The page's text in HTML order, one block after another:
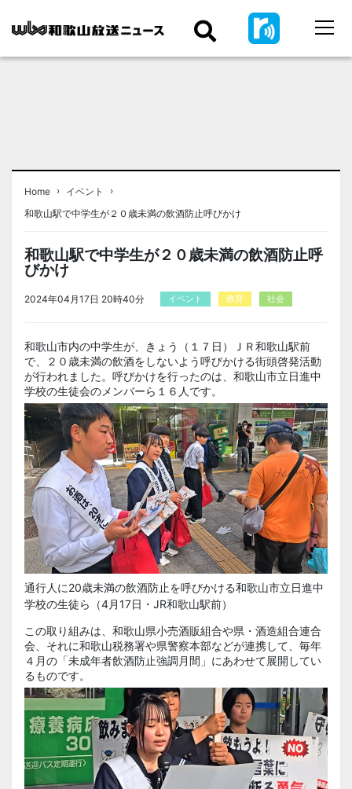
Home › イベント
›
和歌山駅で中学生が２０歳未満の飲酒防止呼びかけ
和歌山駅で中学生が２０歳未満の飲酒防止呼
びかけ
2024年04月17日 20時40分 イベント 教育 社会
和歌山市内の中学生が、きょう（１７日）ＪＲ和歌山駅前
で、２０歳未満の飲酒をしないよう呼びかける街頭啓発活動
が行われました。呼びかけを行ったのは、和歌山市立日進中
学校の生徒会のメンバーら１６人です。
通行人に20歳未満の飲酒防止を呼びかける和歌山市立日進中
学校の生徒ら（4月17日・JR和歌山駅前）
この取り組みは、和歌山県小売酒販組合や県・酒造組合連合
会、それに和歌山税務署や県警察本部などが連携して、毎年
４月の「未成年者飲酒防止強調月間」にあわせて展開してい
るものです。